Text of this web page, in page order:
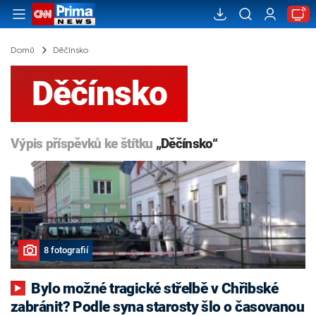
Domů Děčínsko
Děčínsko
Výpis příspěvků ke štítku „Děčínsko“
8 fotografií
zabránit? Podle syna starosty šlo o časovanou